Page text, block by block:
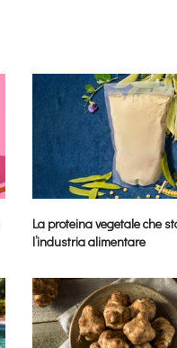
La proteina vegetale che
l’industria alimentare